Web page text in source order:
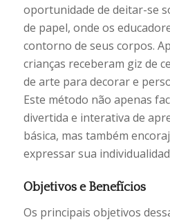
oportunidade de deitar-se
de papel, onde os
contorno de seus corpos.
crianças receberam giz de
de arte para decorar e
Este método não apenas
divertida e interativa de
básica, mas também
expressar sua
Objetivos e Benefícios
Os principais objetivos